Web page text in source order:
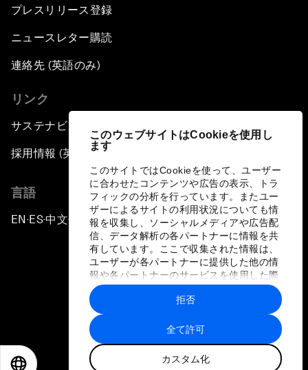
このウェブサイトはCookieを使用し
ます
このサイトではCookieを使って、ユーザー
に合わせたコンテンツや広告の表示、トラ
フィックの分析を行っています。またユー
ザーによるサイトの利用状況についても情
報を収集し、ソーシャルメディアや広告配
信、データ解析の各パートナーに情報を共
有しています。ここで収集された情報は、
ユーザーが各パートナーに提供した他の情
報や各パートナーのサービスを使用した際
に収集された情報と組み合わされ、各パー
トナーによって使用されることがありま
す。
全て許可
カスタム化
拒否
プレスリリース登録
ニュースレター購読
連絡先 (英語のみ)
リンク
サステナビリティへの取り組み
採用情報 (英語のみ)
言語
EN ▪ES▪中文▪ 日本語
プライバシーポリシーと利用規約
サイトマップ
©
世界経済フォーラム